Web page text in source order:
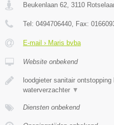
Beukenlaan 62 3110
Tel: 0494706440 , Fax:
E-mail › Maris bvba
Website onbekend
loodgieter sanitair
waterverzachter ▼
Diensten onbekend